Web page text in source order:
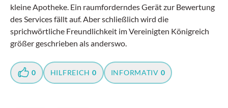
kleine Apotheke. Ein raumforderndes Gerät zur Bewertung
des Services fällt auf. Aber schließlich wird die
sprichwörtliche Freundlichkeit im Vereinigten Königreich
größer geschrieben als anderswo.
0 HILFREICH 0 INFORMATIV 0